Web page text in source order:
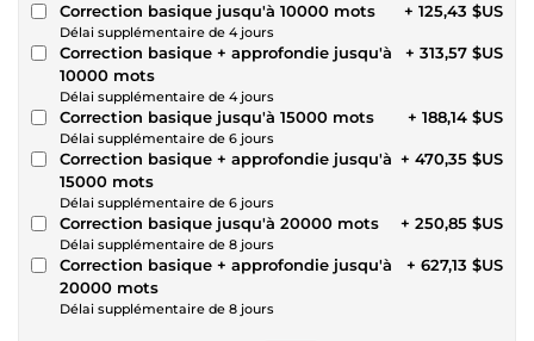
Correction basique jusqu'à 10000 mots
Délai supplémentaire de 4 jours
+ 125,43 $US
Correction basique + approfondie jusqu'à
10000 mots
Délai supplémentaire de 4 jours
+ 313,57 $US
Correction basique jusqu'à 15000 mots
Délai supplémentaire de 6 jours
+ 188,14 $US
Correction basique + approfondie jusqu'à
15000 mots
Délai supplémentaire de 6 jours
+ 470,35 $US
Correction basique jusqu'à 20000 mots
Délai supplémentaire de 8 jours
+ 250,85 $US
Correction basique + approfondie jusqu'à
20000 mots
Délai supplémentaire de 8 jours
+ 627,13 $US